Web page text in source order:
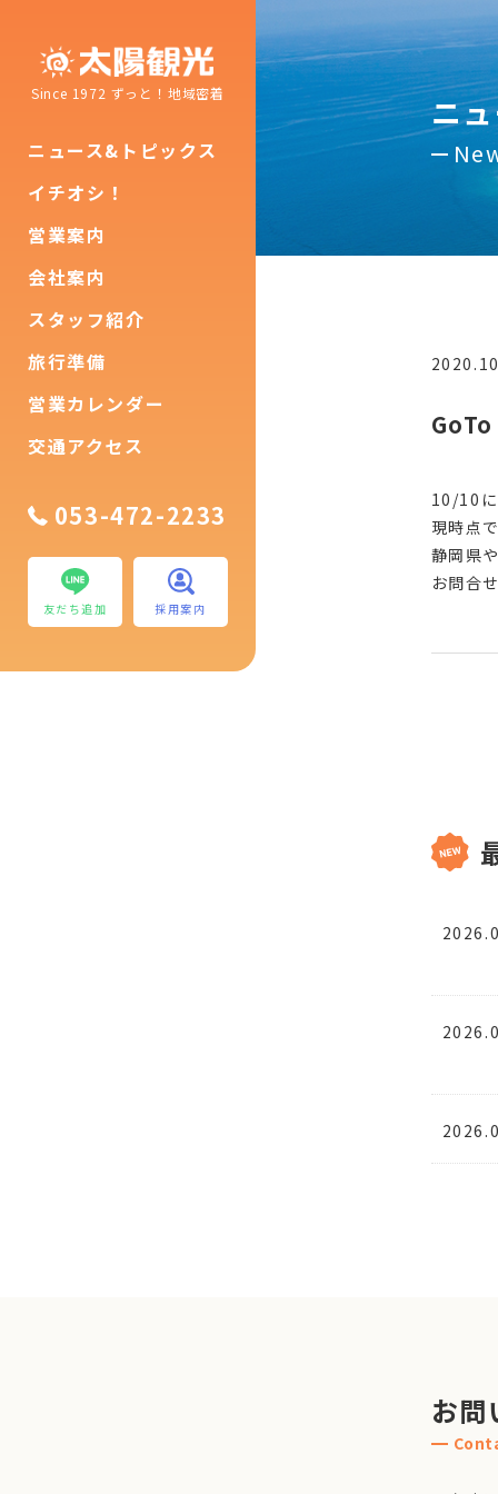
Since 1972 ずっと！地域密着
ニュース&トピックス
イチオシ！
営業案内
会社案内
スタッフ紹介
旅行準備
営業カレンダー
交通アクセス
053-472-2233
友だち追加 採用案内
ニ
10/10
現時点
静岡県
お問合
お問